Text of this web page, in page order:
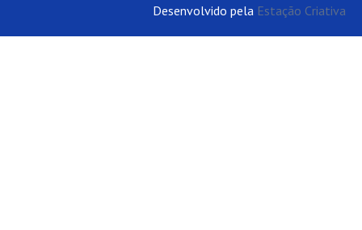
Desenvolvido pela Estação Criativa